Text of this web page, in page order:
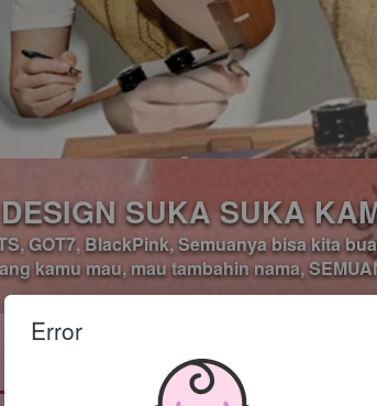
DESIGN SUKA SUKA
GOT7, BlackPink, Semuanya bisa kita
kamu mau, mau tambahin nama,
Kami?
Error